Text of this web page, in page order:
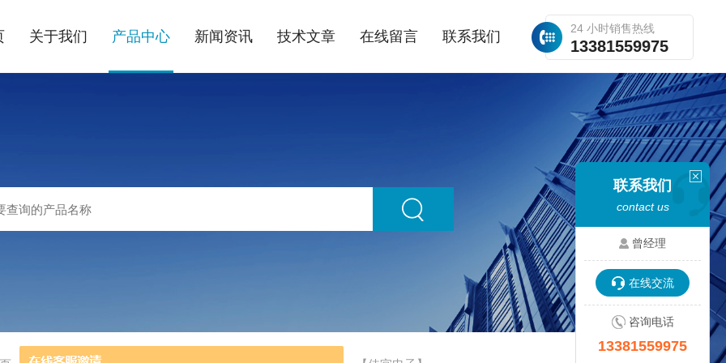
24 小时销售热线
13381559975
关于我们 产品中心 新闻资讯 技术文章 在线留言 联系我们
联系我们
contact us
曾经理
在线交流
咨询电话
13381559975